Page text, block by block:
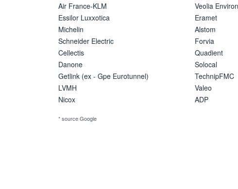
Air France-KLM
Essilor Luxxotica
Michelin
Schneider Electric
Cellectis
Danone
Getlink (ex - Gpe Eurotunnel)
LVMH
Nicox
Veolia
Eramet
Alstom
Forvia
Quadient
Solocal
TechnipFMC
Valeo
ADP
* source Google